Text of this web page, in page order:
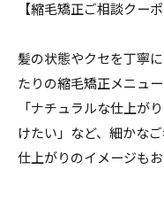
【縮毛矯正ご相談クーポ
髪の状態やクセを丁寧
たりの縮毛矯正メニュー
「ナチュラルな仕上が
けたい」など、細かな
仕上がりのイメージも